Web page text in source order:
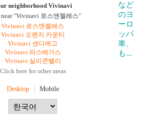
neighborhood Vivinavi
near "Vivinavi 로스앤젤레스"
Vivinavi 로스앤젤레스
Vivinavi 오렌지 카운티
Vivinavi 샌디에고
Vivinavi 라스베가스
Vivinavi 실리콘밸리
Click here for other areas
Desktop Mobile